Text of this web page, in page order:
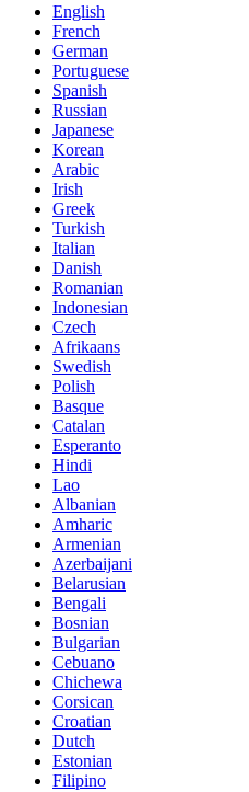
English
French
German
Portuguese
Spanish
Russian
Japanese
Korean
Arabic
Irish
Greek
Turkish
Italian
Danish
Romanian
Indonesian
Czech
Afrikaans
Swedish
Polish
Basque
Catalan
Esperanto
Hindi
Lao
Albanian
Amharic
Armenian
Azerbaijani
Belarusian
Bengali
Bosnian
Bulgarian
Cebuano
Chichewa
Corsican
Croatian
Dutch
Estonian
Filipino